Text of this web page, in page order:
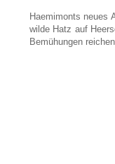
Haemimonts neues
wilde Hatz auf
Bemühungen